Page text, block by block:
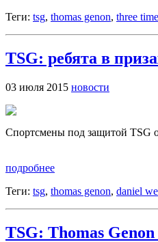
Теги: tsg, thomas genon, three
TSG: ребята в
03 июля 2015 новости
Спортсмены под защитой TSG
подробнее
Теги: tsg, thomas genon, daniel
TSG: Thomas